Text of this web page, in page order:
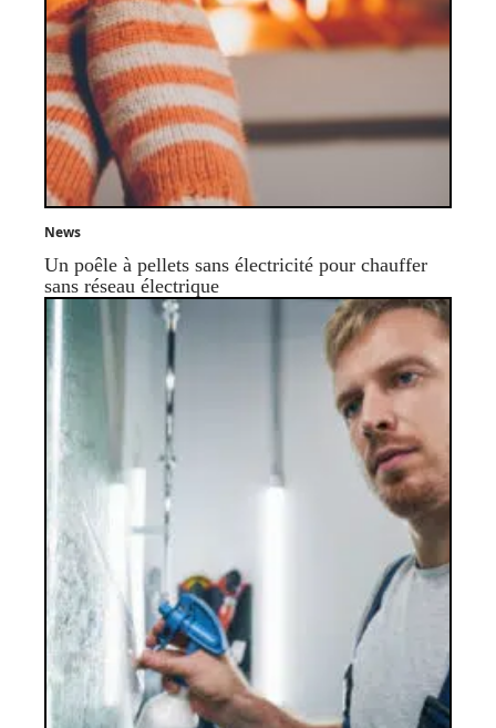
News
Un poêle à pellets sans électricité pour chauffer
sans réseau électrique